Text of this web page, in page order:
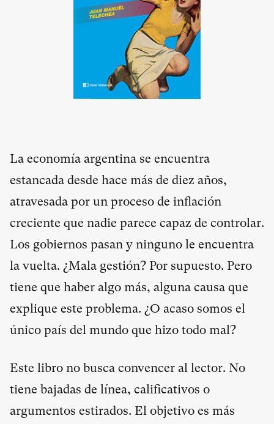
La economía argentina se encuentra
estancada desde hace más de diez años,
atravesada por un proceso de inflación
creciente que nadie parece capaz de controlar.
Los gobiernos pasan y ninguno le encuentra
la vuelta. ¿Mala gestión? Por supuesto. Pero
tiene que haber algo más, alguna causa que
explique este problema. ¿O acaso somos el
único país del mundo que hizo todo mal?
Este libro no busca convencer al lector. No
tiene bajadas de línea, calificativos o
argumentos estirados. El objetivo es más